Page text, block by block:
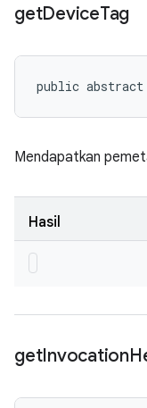
getDeviceTag
public abstract
Mendapatkan
Hasil
getInvocation